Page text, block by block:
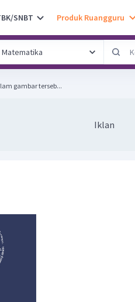
SNBT Produk Ruangguru
gambar terseb...
Iklan